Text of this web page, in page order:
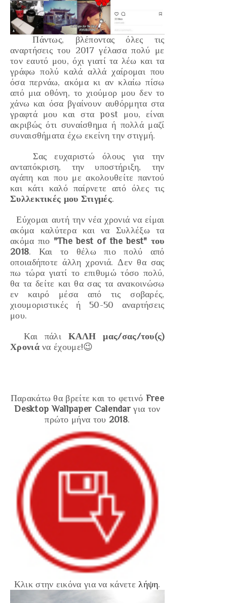
Πάντως, βλέποντας όλες τις
αναρτήσεις του 2017 γέλασα πολύ με
τον εαυτό μου, όχι γιατί τα λέω και τα
γράφω πολύ καλά αλλά χαίρομαι που
όσα περνάω, ακόμα κι αν κλαίω πίσω
από μια οθόνη, το χιούμορ μου δεν το
χάνω και όσα βγαίνουν αυθόρμητα στα
γραφτά μου και στα post μου, είναι
ακριβώς ότι συναίσθημα ή πολλά μαζί
συναισθήματα έχω εκείνη την στιγμή.
Σας ευχαριστώ όλους για την
ανταπόκριση, την υποστήριξη, την
αγάπη και που με ακολουθείτε παντού
και κάτι καλό παίρνετε από όλες τις
Συλλεκτικές μου Στιγμές.
Εύχομαι αυτή την νέα χρονιά να είμαι
ακόμα καλύτερα και να Συλλέξω τα
ακόμα πιο "The best of the best" του
2018. Και το θέλω πιο πολύ από
οποιαδήποτε άλλη χρονιά. Δεν θα σας
πω τώρα γιατί το επιθυμώ τόσο πολύ,
θα τα δείτε και θα σας τα ανακοινώσω
εν καιρό μέσα από τις σοβαρές,
χιουμοριστικές ή 50-50 αναρτήσεις
μου.
Και πάλι ΚΑΛΗ μας/σας/του(ς)
Χρονιάνα έχουμε!😉
Παρακάτω θα βρείτε και το φετινό Free
Desktop Wallpaper Calendarγια τον
πρώτο μήνα του 2018.
Κλικ στην εικόνα για να κάνετελήψη.